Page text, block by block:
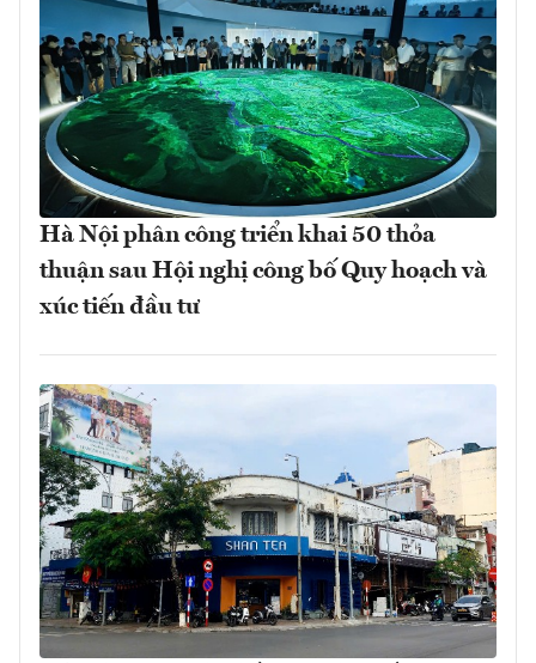
Hà Nội phân công triển khai 50 thỏa
thuận sau Hội nghị công bố Quy hoạch và
xúc tiến đầu tư